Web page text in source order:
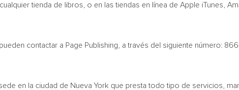
tienda de libros, o en las tiendas en línea de Apple iTunes,
contactar a Page Publishing, a través del siguiente número:
en la ciudad de Nueva York que presta todo tipo de servicios,